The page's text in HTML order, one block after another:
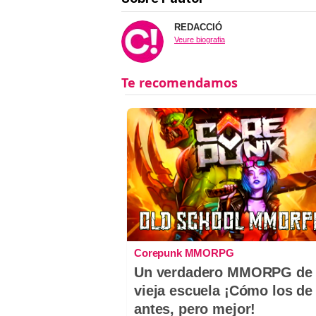
REDACCIÓ
Veure biografia
Corepunk MMORPG
Un verdadero MMORPG de
vieja escuela ¡Cómo los de
antes, pero mejor!